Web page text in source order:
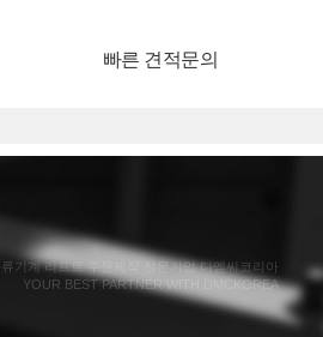
빠른 견적문의
기계 리프트 주문제작 전문기업 디엠씨코리아
YOUR BEST PARTNER WITH DMCKOREA